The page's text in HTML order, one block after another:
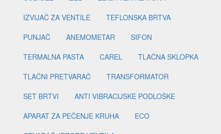
IZVIJAČ ZA VENTILE
TEFLONSKA BRTVA
PUNJAČ
ANEMOMETAR
SIFON
TERMALNA PASTA
CAREL
TLAČNA SKLOPKA
TLAČNI PRETVARAČ
TRANSFORMATOR
SET BRTVI
ANTI VIBRACIJSKE PODLOŠKE
APARAT ZA PEČENJE KRUHA
ECO